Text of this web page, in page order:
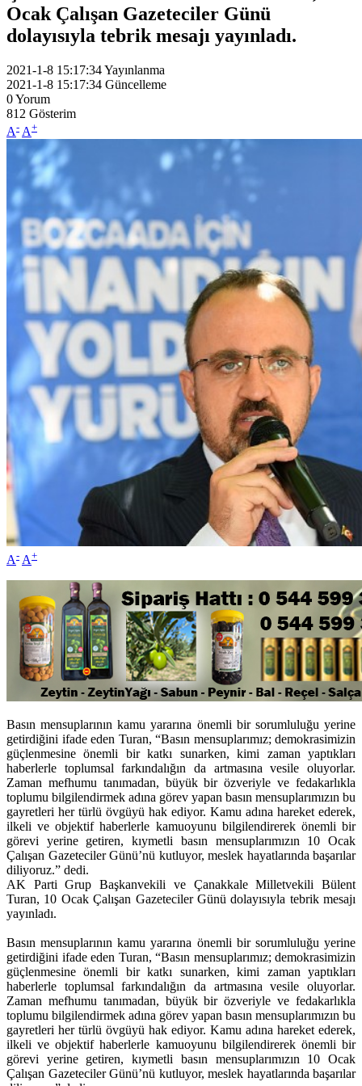
Ocak Çalışan Gazeteciler Günü
dolayısıyla tebrik mesajı yayınladı.
2021-1-8 15:17:34Yayınlanma
2021-1-8 15:17:34 Güncelleme
0Yorum
812 Gösterim
A- A+
A- A+
Basın mensuplarının kamu yararına önemli bir sorumluluğu yerine
getirdiğini ifade eden Turan, “Basın mensuplarımız; demokrasimizin
güçlenmesine önemli bir katkı sunarken, kimi zaman yaptıkları
haberlerle toplumsal farkındalığın da artmasına vesile oluyorlar.
Zaman mefhumu tanımadan, büyük bir özveriyle ve fedakarlıkla
toplumu bilgilendirmek adına görev yapan basın mensuplarımızın bu
gayretleri her türlü övgüyü hak ediyor. Kamu adına hareket ederek,
ilkeli ve objektif haberlerle kamuoyunu bilgilendirerek önemli bir
görevi yerine getiren, kıymetli basın mensuplarımızın 10 Ocak
Çalışan Gazeteciler Günü’nü kutluyor, meslek hayatlarında başarılar
diliyoruz.” dedi.
AK Parti Grup Başkanvekili ve Çanakkale Milletvekili Bülent
Turan, 10 Ocak Çalışan Gazeteciler Günü dolayısıyla tebrik mesajı
yayınladı.
Basın mensuplarının kamu yararına önemli bir sorumluluğu yerine
getirdiğini ifade eden Turan, “Basın mensuplarımız; demokrasimizin
güçlenmesine önemli bir katkı sunarken, kimi zaman yaptıkları
haberlerle toplumsal farkındalığın da artmasına vesile oluyorlar.
Zaman mefhumu tanımadan, büyük bir özveriyle ve fedakarlıkla
toplumu bilgilendirmek adına görev yapan basın mensuplarımızın bu
gayretleri her türlü övgüyü hak ediyor. Kamu adına hareket ederek,
ilkeli ve objektif haberlerle kamuoyunu bilgilendirerek önemli bir
görevi yerine getiren, kıymetli basın mensuplarımızın 10 Ocak
Çalışan Gazeteciler Günü’nü kutluyor, meslek hayatlarında başarılar